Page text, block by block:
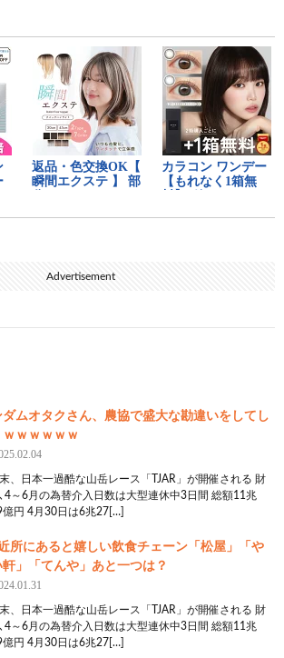
Advertisement
ダムオタクさん、農協で盛大な勘違いをしてし
ｗｗｗｗｗｗ
、日本一過酷な山岳レース「TJAR」が開催される 財
4～6月の為替介入日数は大型連休中3日間 総額11兆
億円 4月30日は6兆27[…]
所にあると嬉しい飲食チェーン「松屋」「や
軒」「てんや」あと一つは？
、日本一過酷な山岳レース「TJAR」が開催される 財
4～6月の為替介入日数は大型連休中3日間 総額11兆
億円 4月30日は6兆27[…]